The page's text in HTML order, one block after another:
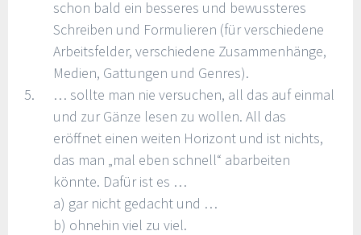
schon bald ein besseres und bewussteres
Schreiben und Formulieren (für verschiedene
Arbeitsfelder, verschiedene Zusammenhänge,
Medien, Gattungen und Genres).
… sollte man nie versuchen, all das auf einmal
und zur Gänze lesen zu wollen. All das
eröffnet einen weiten Horizont und ist nichts,
das man „mal eben schnell“ abarbeiten
könnte. Dafür ist es …
a) gar nicht gedacht und …
b) ohnehin viel zu viel.